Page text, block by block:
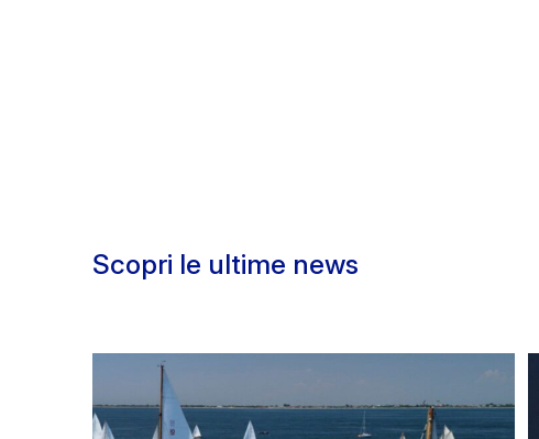
Scopri le ultime news